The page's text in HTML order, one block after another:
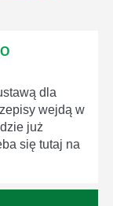
dla
wejdą w
już
się tutaj na